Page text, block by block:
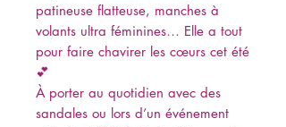
patineuse flatteuse, manches à
volants ultra féminines… Elle a tout
pour faire chavirer les cœurs cet été
💕
À porter au quotidien avec des
sandales ou lors d’un événement